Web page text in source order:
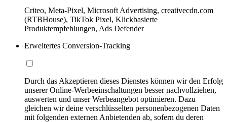
Criteo, Meta-Pixel, Microsoft Advertising, creativecdn.com
(RTBHouse), TikTok Pixel, Klickbasierte
Produktempfehlungen, Ads Defender
Erweitertes Conversion-Tracking
Durch das Akzeptieren dieses Dienstes können wir den Erfolg
unserer Online-Werbeeinschaltungen besser nachvollziehen,
auswerten und unser Werbeangebot optimieren. Dazu
gleichen wir deine verschlüsselten personenbezogenen Daten
mit folgenden externen Anbietenden ab, sofern du deren